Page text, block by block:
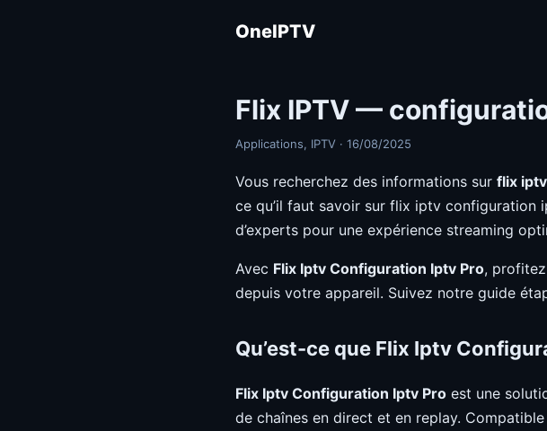
OneIPTV
Flix IPTV —
Applications, IPTV · 16/08/2025
Vous recherchez des informations sur flix
ce qu’il faut savoir sur flix iptv
d’experts pour une expérience streaming
Avec Flix Iptv Configuration Iptv Pro,
depuis votre appareil. Suivez notre guide
Qu’est-ce que Flix Iptv
Flix Iptv Configuration Iptv Pro est une
de chaînes en direct et en replay.